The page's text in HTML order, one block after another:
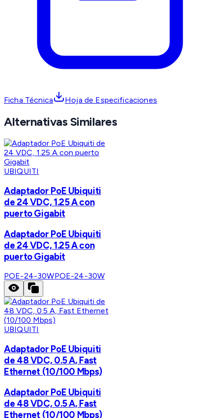
Ficha Técnica Hoja de Especificaciones
Alternativas Similares
UBIQUITI
Adaptador PoE Ubiquiti
de 24 VDC, 1.25 A con
puerto Gigabit
Adaptador PoE Ubiquiti
de 24 VDC, 1.25 A con
puerto Gigabit
POE-24-30WPOE-24-30W
UBIQUITI
Adaptador PoE Ubiquiti
de 48 VDC, 0.5 A, Fast
Ethernet (10/100 Mbps)
Adaptador PoE Ubiquiti
de 48 VDC, 0.5 A, Fast
Ethernet (10/100 Mbps)